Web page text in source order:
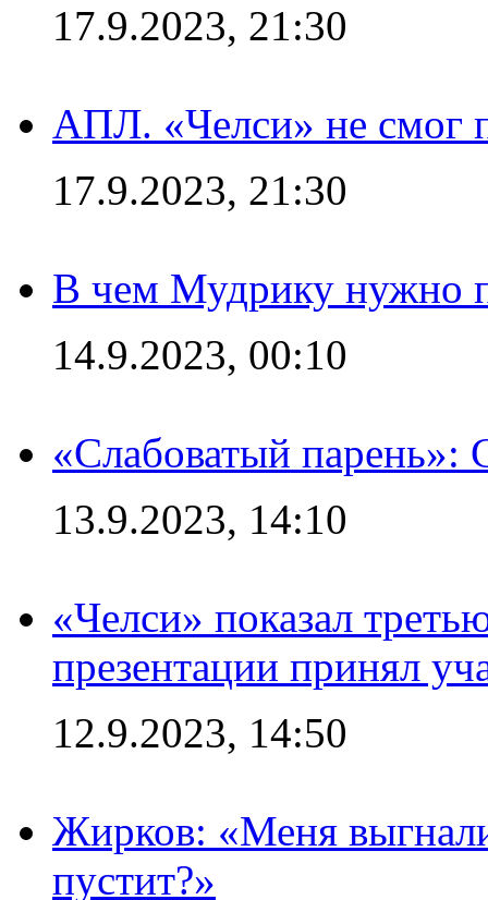
17.9.2023, 21:30
АПЛ. «Челси» не смог
17.9.2023, 21:30
В чем Мудрику нужно
14.9.2023, 00:10
«Слабоватый парень»:
13.9.2023, 14:10
«Челси» показал
презентации принял
12.9.2023, 14:50
Жирков: «Меня
пустит?»